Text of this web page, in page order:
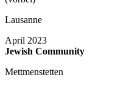
Lausanne
April 2023
Jewish Community
Mettmenstetten